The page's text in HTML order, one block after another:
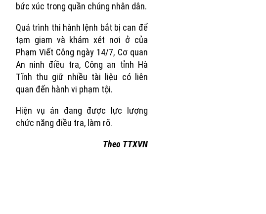
bức xúc trong quần chúng nhân dân.
Quá trình thi hành lệnh bắt bị can để
tạm giam và khám xét nơi ở của
Phạm Viết Công ngày 14/7, Cơ quan
An ninh điều tra, Công an tỉnh Hà
Tĩnh thu giữ nhiều tài liệu có liên
quan đến hành vi phạm tội.
Hiện vụ án đang được lực lượng
chức năng điều tra, làm rõ.
Theo TTXVN